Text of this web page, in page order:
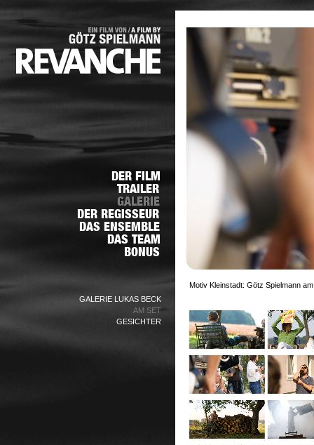
GALERIE LUKAS BECK
AM SET
GESICHTER
Motiv Kleinstadt: Götz Spielmann